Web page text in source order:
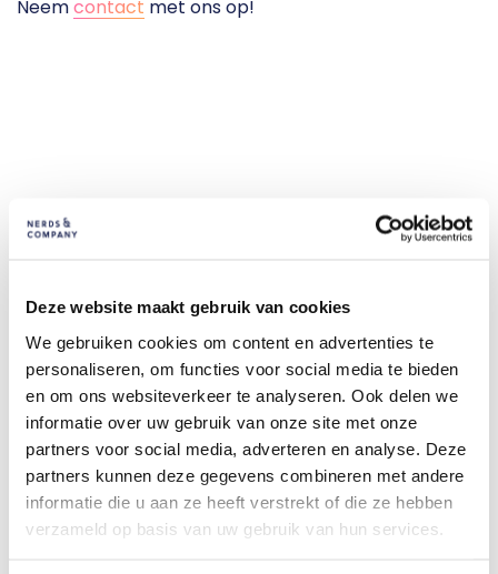
Deze website maakt gebruik van cookies
We gebruiken cookies om content en advertenties te
personaliseren, om functies voor social media te bieden
en om ons websiteverkeer te analyseren. Ook delen we
informatie over uw gebruik van onze site met onze
partners voor social media, adverteren en analyse. Deze
partners kunnen deze gegevens combineren met andere
informatie die u aan ze heeft verstrekt of die ze hebben
verzameld op basis van uw gebruik van hun services.
Neem contact met ons op!
Onze succesverhalen
technische termen, maar wat kun je ermee? Niets
geeft het beter weer dan een greep uit ons werk.
Hierbij presenteren wij een mooie mix van design en
techniek. Let’s get Nerdy!